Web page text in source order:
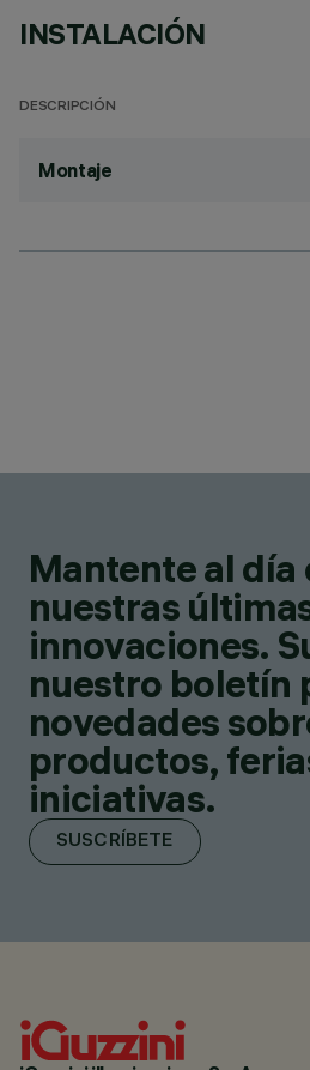
INSTALACIÓN
DESCRIPCIÓN
Montaje
Mantente al día
nuestras
innovaciones.
nuestro boletín
novedades
productos,
iniciativas.
SUSCRÍBETE